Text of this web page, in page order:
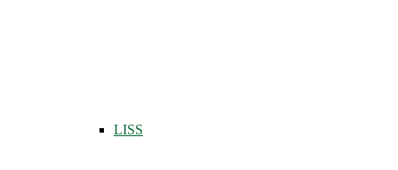
LISS